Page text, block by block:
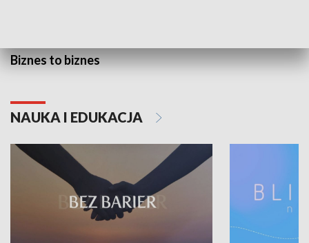
Biznes to biznes
NAUKA I EDUKACJA